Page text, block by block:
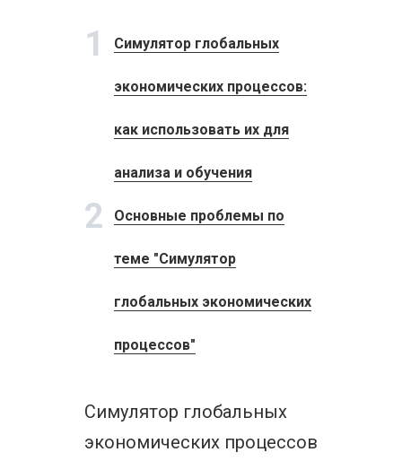
1 Симулятор глобальных
экономических процессов:
как использовать их для
анализа и обучения
2 Основные проблемы по
теме "Симулятор
глобальных экономических
процессов"
Симулятор глобальных
экономических процессов